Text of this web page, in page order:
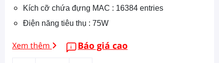
Kích cỡ chứa đựng MAC : 16384 entries
Điện năng tiêu thụ : 75W
Xem thêm Báo giá cao